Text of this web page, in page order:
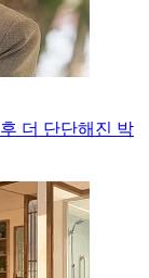
더 단단해진 박